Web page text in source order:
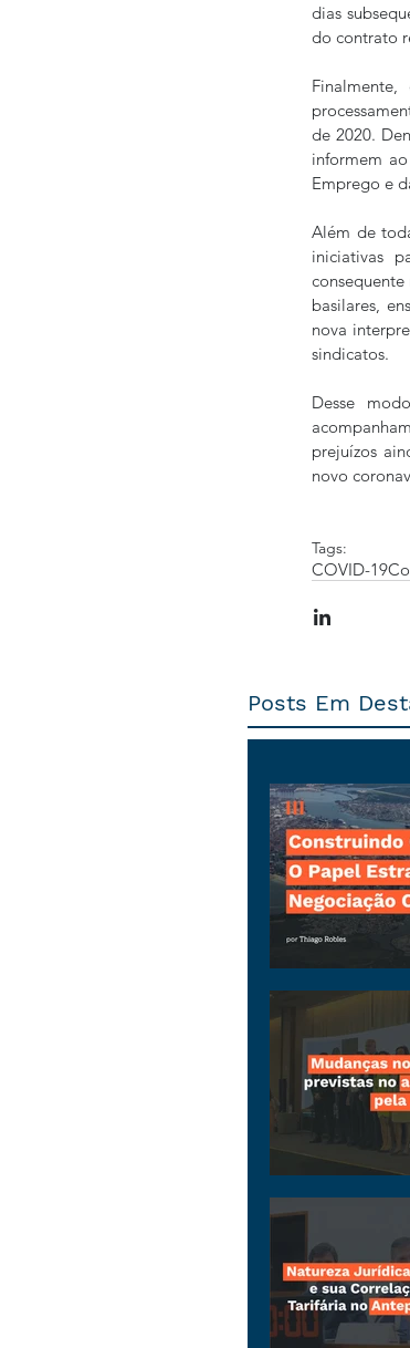
dias
do contrato
de 2020.
informem
Emprego e
Além de
iniciativas
basilares,
nova
sindicatos.
Desse
prejuízos
novo
Tags:
COVID-19
Posts Em